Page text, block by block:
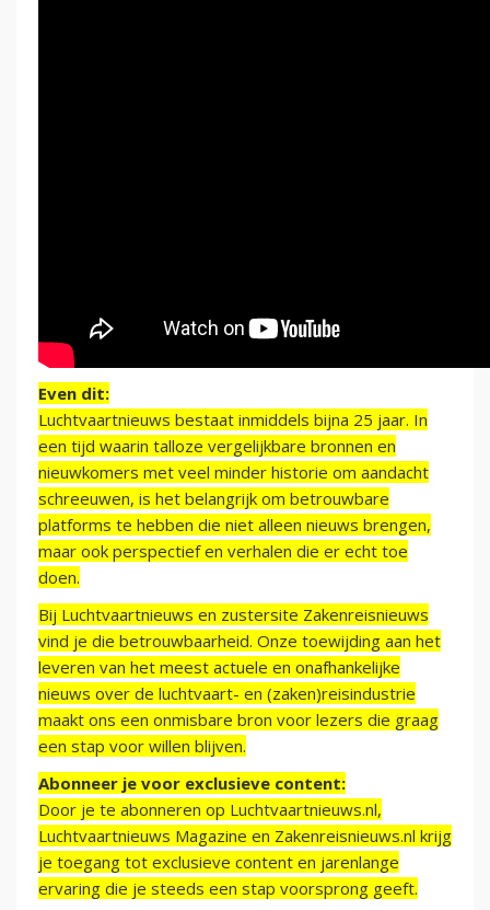
Even dit:
Luchtvaartnieuws bestaat inmiddels bijna 25 jaar. In
een tijd waarin talloze vergelijkbare bronnen en
nieuwkomers met veel minder historie om aandacht
schreeuwen, is het belangrijk om betrouwbare
platforms te hebben die niet alleen nieuws brengen,
maar ook perspectief en verhalen die er echt toe
doen.
Bij Luchtvaartnieuws en zustersite Zakenreisnieuws
vind je die betrouwbaarheid. Onze toewijding aan het
leveren van het meest actuele en onafhankelijke
nieuws over de luchtvaart- en (zaken)reisindustrie
maakt ons een onmisbare bron voor lezers die graag
een stap voor willen blijven.
Abonneer je voor exclusieve content:
Door je te abonneren op Luchtvaartnieuws.nl,
Luchtvaartnieuws Magazine en Zakenreisnieuws.nl krijg
je toegang tot exclusieve content en jarenlange
ervaring die je steeds een stap voorsprong geeft.